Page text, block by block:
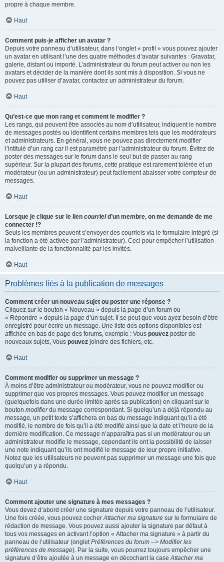
propre à chaque membre.
Haut
Comment puis-je afficher un avatar ?
Depuis votre panneau d’utilisateur, dans l’onglet « profil » vous pouvez ajouter
un avatar en utilisant l’une des quatre méthodes d’avatar suivantes : Gravatar,
galerie, distant ou importé. L’administrateur du forum peut activer ou non les
avatars et décider de la manière dont ils sont mis à disposition. Si vous ne
pouvez pas utiliser d’avatar, contactez un administrateur du forum.
Haut
Qu’est-ce que mon rang et comment le modifier ?
Les rangs, qui peuvent être associés au nom d’utilisateur, indiquent le nombre
de messages postés ou identifient certains membres tels que les modérateurs
et administrateurs. En général, vous ne pouvez pas directement modifier
l’intitulé d’un rang car il est paramétré par l’administrateur du forum. Évitez de
poster des messages sur le forum dans le seul but de passer au rang
supérieur. Sur la plupart des forums, cette pratique est rarement tolérée et un
modérateur (ou un administrateur) peut facilement abaisser votre compteur de
messages.
Haut
Lorsque je clique sur le lien courrield’un membre, on me demande de me
connecter !?
Seuls les membres peuvent s’envoyer des courriels via le formulaire intégré (si
la fonction a été activée par l’administrateur). Ceci pour empêcher l’utilisation
malveillante de la fonctionnalité par les invités.
Haut
Problèmes liés à la publication de messages
Comment créer un nouveau sujet ou poster une réponse ?
Cliquez sur le bouton « Nouveau » depuis la page d’un forum ou
« Répondre » depuis la page d’un sujet. Il se peut que vous ayez besoin d’être
enregistré pour écrire un message. Une liste des options disponibles est
affichée en bas de page des forums, exemple : Vous pouvez poster de
nouveaux sujets, Vous pouvez joindre des fichiers, etc.
Haut
Comment modifier ou supprimer un message ?
À moins d’être administrateur ou modérateur, vous ne pouvez modifier ou
supprimer que vos propres messages. Vous pouvez modifier un message
(quelquefois dans une durée limitée après sa publication) en cliquant sur le
bouton modifierdu message correspondant. Si quelqu’un a déjà répondu au
message, un petit texte s’affichera en bas du message indiquant qu’il a été
modifié, le nombre de fois qu’il a été modifié ainsi que la date et l’heure de la
dernière modification. Ce message n’apparaîtra pas si un modérateur ou un
administrateur modifie le message, cependant ils ont la possibilité de laisser
une note indiquant qu’ils ont modifié le message de leur propre initiative.
Notez que les utilisateurs ne peuvent pas supprimer un message une fois que
quelqu’un y a répondu.
Haut
Comment ajouter une signature à mes messages ?
Vous devez d’abord créer une signature depuis votre panneau de l’utilisateur.
Une fois créée, vous pouvez cocherAttacher ma signature sur le formulaire de
rédaction de message. Vous pouvez aussi ajouter la signature par défaut à
tous vos messages en activant l’option « Attacher ma signature » à partir du
panneau de l’utilisateur (ongletPréférences du forum --> Modifier les
préférences de message). Par la suite, vous pourrez toujours empêcher une
signature d’être ajoutée à un message en décochant la caseAttacher ma